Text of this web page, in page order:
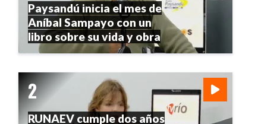
Paysandú inicia el mes de
Aníbal Sampayo con un
libro sobre su vida y obra
RUNAEV cumple dos años